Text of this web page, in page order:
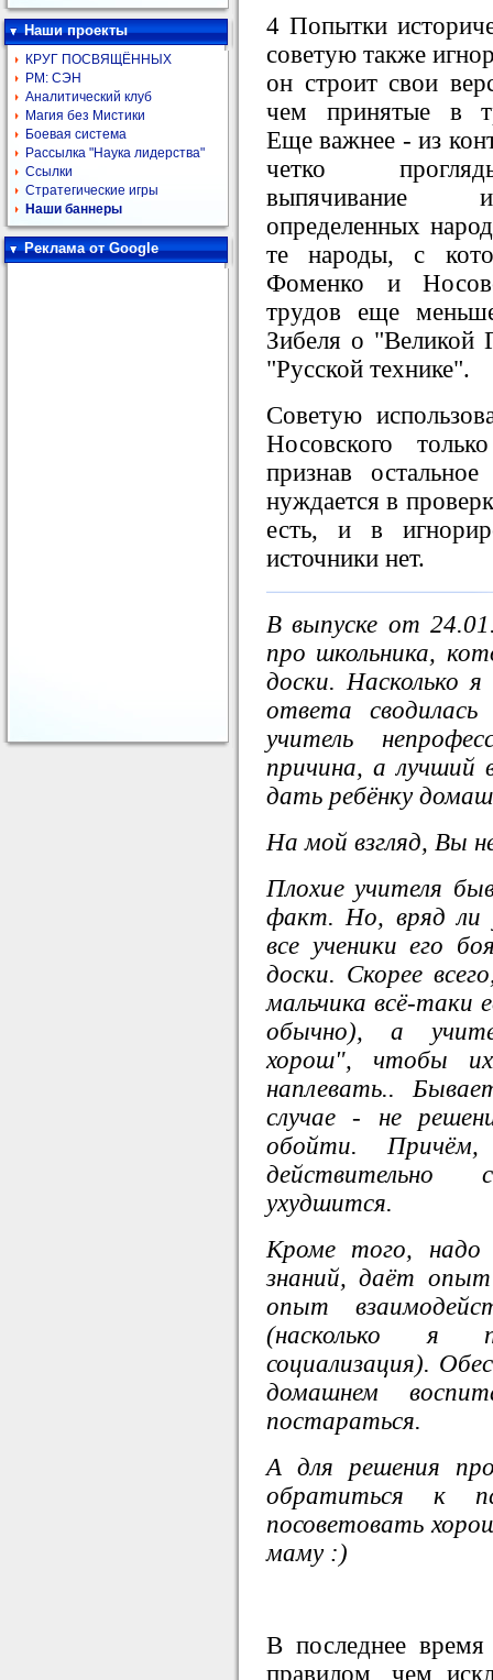
Наши проекты
КРУГ ПОСВЯЩЁННЫХ
РМ: СЭН
Аналитический клуб
Магия без Мистики
Боевая система
Рассылка "Наука лидерства"
Ссылки
Стратегические игры
Наши баннеры
Реклама от Google
4 Попытки
советую также
он строит свои
чем принятые в
Еще важнее - из
четко
выпячивание
определенных
те народы, с
Фоменко и
трудов еще
Зибеля о "Великой
"Русской технике".
Советую
Носовского
признав
нуждается в
есть, и в
источники нет.
В выпуске от
про школьника,
доски. Насколько
ответа
учитель
причина, а лучший
дать ребёнку
На мой взгляд, Вы
Плохие учителя
факт. Но, вряд ли
все ученики его
доски. Скорее
мальчика всё-таки
обычно), а
хорош", чтобы
наплевать..
случае - не
обойти. Причём,
действительно
ухудшится.
Кроме того,
знаний, даёт
опыт
(насколько я
социализация).
домашнем
постараться.
А для решения
обратиться к
посоветовать
маму :)
В последнее время
правилом, чем